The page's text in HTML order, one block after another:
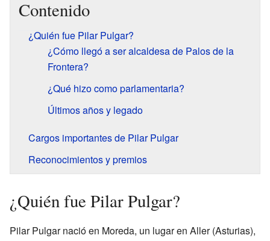
Contenido
¿Quién fue Pilar Pulgar?
¿Cómo llegó a ser alcaldesa de Palos de la
Frontera?
¿Qué hizo como parlamentaria?
Últimos años y legado
Cargos importantes de Pilar Pulgar
Reconocimientos y premios
¿Quién fue Pilar Pulgar?
Pilar Pulgar nació en Moreda, un lugar en Aller (Asturias),